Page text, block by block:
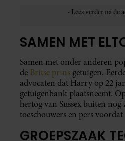
SAMEN MET
Samen met onder anderen
de Britse prins getuigen.
advocaten dat Harry op 22
getuigenbank plaatsneemt.
hertog van Sussex buiten nog
toeschouwers en pers
GROEPSZAAK